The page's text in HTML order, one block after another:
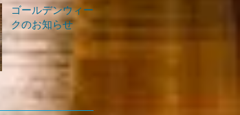
ゴールデンウィー
クのお知らせ